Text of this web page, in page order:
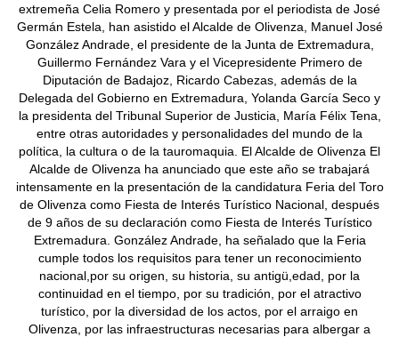
extremeña Celia Romero y presentada por el periodista de José
Germán Estela, han asistido el Alcalde de Olivenza, Manuel José
González Andrade, el presidente de la Junta de Extremadura,
Guillermo Fernández Vara y el Vicepresidente Primero de
Diputación de Badajoz, Ricardo Cabezas, además de la
Delegada del Gobierno en Extremadura, Yolanda García Seco y
la presidenta del Tribunal Superior de Justicia, María Félix Tena,
entre otras autoridades y personalidades del mundo de la
política, la cultura o de la tauromaquia. El Alcalde de Olivenza El
Alcalde de Olivenza ha anunciado que este año se trabajará
intensamente en la presentación de la candidatura Feria del Toro
de Olivenza como Fiesta de Interés Turístico Nacional, después
de 9 años de su declaración como Fiesta de Interés Turístico
Extremadura. González Andrade, ha señalado que la Feria
cumple todos los requisitos para tener un reconocimiento
nacional,por su origen, su historia, su antigü,edad, por la
continuidad en el tiempo, por su tradición, por el atractivo
turístico, por la diversidad de los actos, por el arraigo en
Olivenza, por las infraestructuras necesarias para albergar a